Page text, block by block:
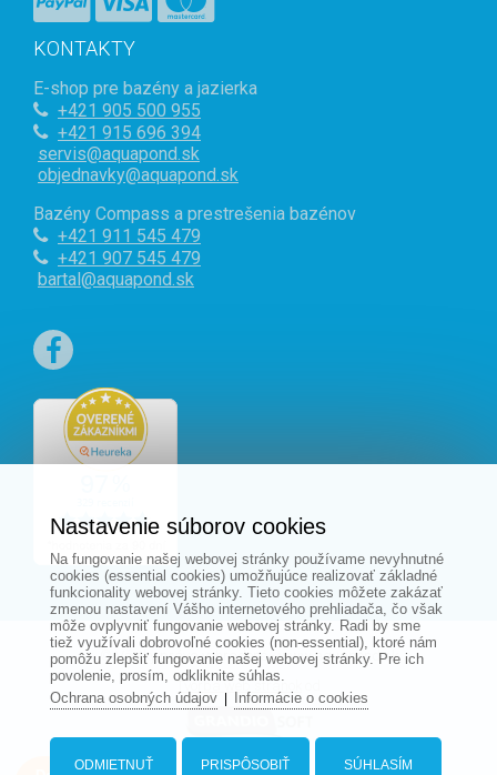
KONTAKTY
E-shop pre bazény a jazierka
+421 905 500 955
+421 915 696 394
servis@aquapond.sk
objednavky@aquapond.sk
Bazény Compass a prestrešenia bazénov
+421 911 545 479
+421 907 545 479
bartal@aquapond.sk
© Všetky práva vyhradené - www.aquapond.sk
Tvorba web stránok
Nastavenie súborov cookies
Na fungovanie našej webovej stránky používame nevyhnutné
cookies (essential cookies) umožňujúce realizovať základné
funkcionality webovej stránky. Tieto cookies môžete zakázať
zmenou nastavení Vášho internetového prehliadača, čo však
môže ovplyvniť fungovanie webovej stránky. Radi by sme
tiež využívali dobrovoľné cookies (non-essential), ktoré nám
pomôžu zlepšiť fungovanie našej webovej stránky. Pre ich
povolenie, prosím, odkliknite súhlas.
Ochrana osobných údajov| Informácie o cookies
SÚHLASÍM
PRISPÔSOBIŤ
ODMIETNUŤ